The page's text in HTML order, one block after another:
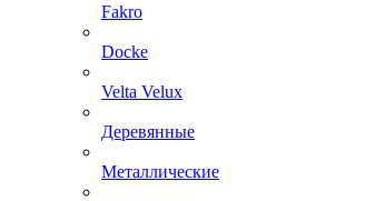
Fakro
Docke
Velta Velux
Деревянные
Металлические